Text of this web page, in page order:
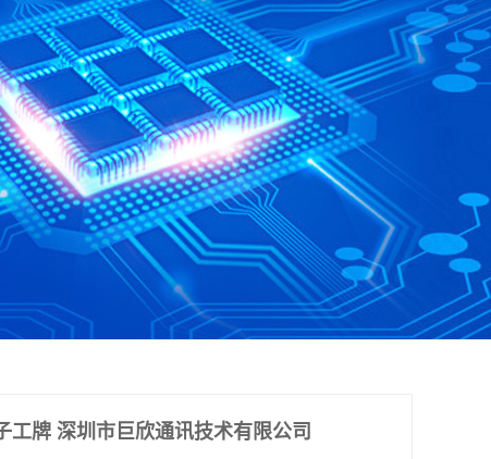
工牌 深圳市巨欣通讯技术有限公司